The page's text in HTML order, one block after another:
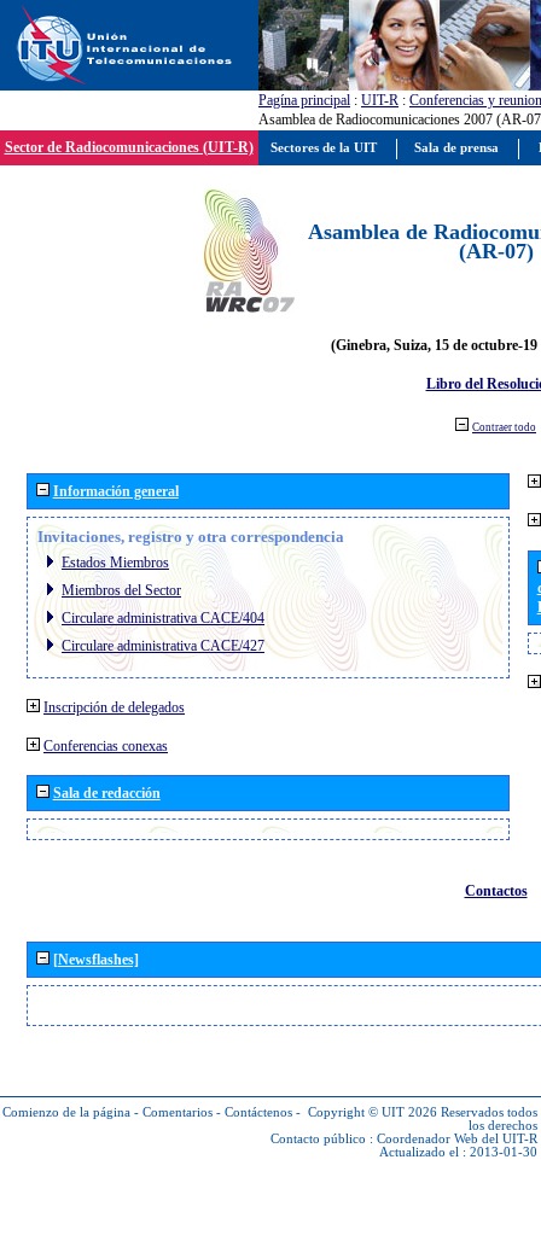
Pagína principal : UIT-R : Conferencias y
Asamblea de Radiocomunicaciones 2007 (AR-
Sector de Radiocomunicaciones (UIT-R)
Asamblea de
(AR-07)
(Ginebra, Suiza, 15 de octubre-19
Libro del
Contraer todo
Información general
Invitaciones, registro y otra correspondencia
Estados Miembros
Miembros del Sector
Circulare administrativa CACE/404
Circulare administrativa CACE/427
Inscripción de delegados
Conferencias conexas
Sala de redacción
Contactos
[Newsflashes]
Comienzo de la página - Comentarios - Contáctenos - Copyright © UIT 2026 Reservados todos
los derechos
Contacto público : Coordenador Web del UIT-R
Actualizado el : 2013-01-30
Sectores de la UIT Sala de prensa